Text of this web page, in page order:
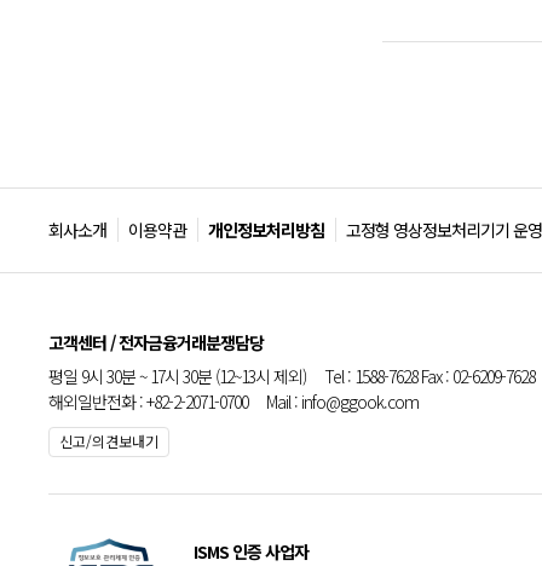
회사소개 이용약관 개인정보처리방침 고정형 영상정보처리기기 운
고객센터 / 전자금융거래분쟁담당
평일 9시 30분 ~ 17시 30분 (12~13시 제외) Tel : 1588-7628 Fax : 02-6209-7628
해외일반전화 : +82-2-2071-0700 Mail : info@ggook.com
신고/의견보내기
ISMS 인증 사업자